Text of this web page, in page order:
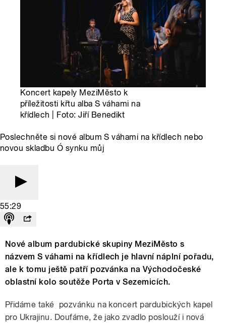
Koncert kapely MeziMěsto k
příležitosti křtu alba S váhami na
křídlech | Foto: Jiří Benedikt
Poslechněte si nové album S váhami na křídlech nebo
novou skladbu Ó synku můj
55:29
Nové album pardubické skupiny MeziMěsto s
názvem S váhami na křídlech je hlavní náplní pořadu,
ale k tomu ještě patří pozvánka na Východočeské
oblastní kolo soutěže Porta v Sezemicích.
Přidáme také pozvánku na koncert pardubických kapel
pro Ukrajinu. Doufáme, že jako zvadlo poslouží i nová